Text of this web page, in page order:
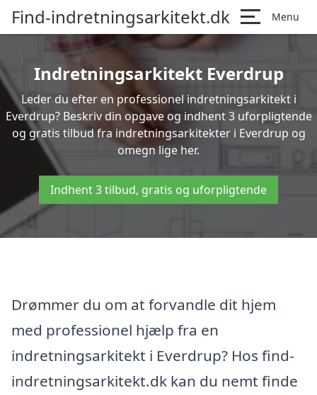
Find-indretningsarkitekt.dk Menu
Indretningsarkitekt Everdrup
Leder du efter en professionel indretningsarkitekt i
Everdrup? Beskriv din opgave og indhent 3 uforpligtende
og gratis tilbud fra indretningsarkitekter i Everdrup og
omegn lige her.
Indhent 3 tilbud, gratis og uforpligtende
Drømmer du om at forvandle dit hjem
med professionel hjælp fra en
indretningsarkitekt i Everdrup? Hos find-
indretningsarkitekt.dk kan du nemt finde